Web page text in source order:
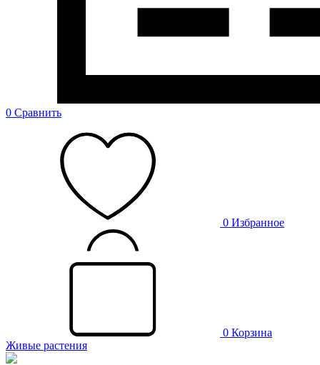
0 Сравнить
0 Избранное
0 Корзина
Живые растения